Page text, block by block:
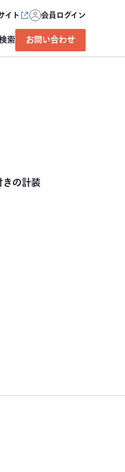
イト 会員ログイン
索 お問い合わせ
の計装